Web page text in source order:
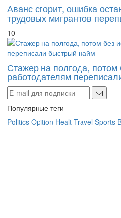
Аванс сгорит, ошибка
трудовых мигрантов
10
Стажер на полгода, потом
работодателям
Популярные теги
Politics Opition Healt Travel Sports